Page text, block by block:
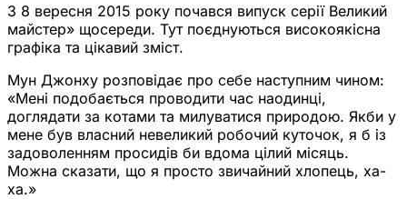
З 8 вересня 2015 року почався випуск серії Великий
майстер» щосереди. Тут поєднуються високоякісна
графіка та цікавий зміст.
Мун Джонху розповідає про себе наступним чином:
«Мені подобається проводити час наодинці,
доглядати за котами та милуватися природою. Якби у
мене був власний невеликий робочий куточок, я б із
задоволенням просидів би вдома цілий місяць.
Можна сказати, що я просто звичайний хлопець, ха-
ха.»